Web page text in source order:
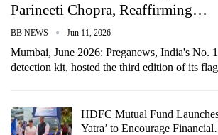
Parineeti Chopra, Reaffirming…
BB NEWS Jun 11, 2026
Mumbai, June 2026: Preganews, India's No.
detection kit, hosted the third edition of its
HDFC Mutual Fund
Yatra’ to Encourage